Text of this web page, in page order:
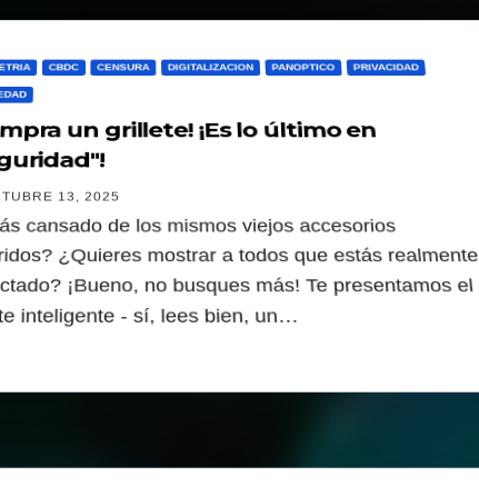
CBDC CENSURA DIGITALIZACION PANOPTICO PRIVACIDAD
un grillete! ¡Es lo último en
13, 2025
cansado de los mismos viejos accesorios
¿Quieres mostrar a todos que estás realmente
¡Bueno, no busques más! Te presentamos el
inteligente - sí, lees bien, un…